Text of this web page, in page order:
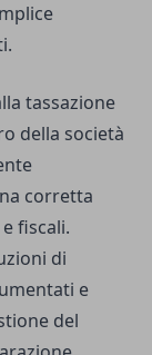
tassazione
della società
corretta
fiscali.
di
e
del